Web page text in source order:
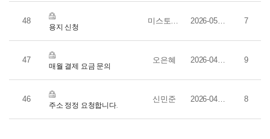
48
용지 신청
미스토코리아 2026-05-12 7
47
매월 결제 요금 문의
오은혜 2026-04-28 9
46
주소 정정 요청합니다.
신민준 2026-04-13 8